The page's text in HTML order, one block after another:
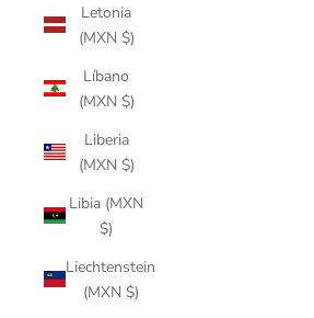
Letonia
(MXN $)
Líbano
(MXN $)
Liberia
(MXN $)
Libia (MXN
$)
Liechtenstein
(MXN $)